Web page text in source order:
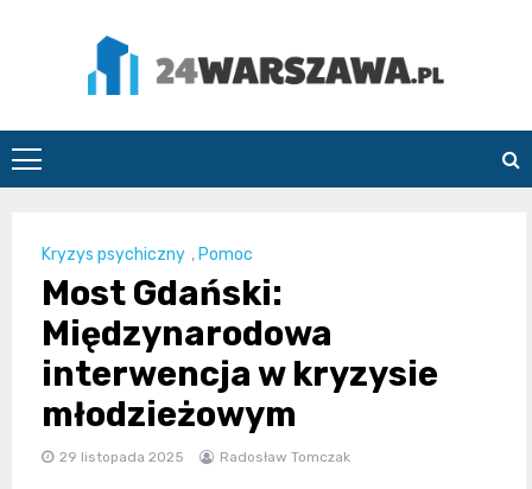
24Warszawa.pl
Kryzys psychiczny , Pomoc
Most Gdański:
Międzynarodowa
interwencja w kryzysie
młodzieżowym
29 listopada 2025 Radosław Tomczak